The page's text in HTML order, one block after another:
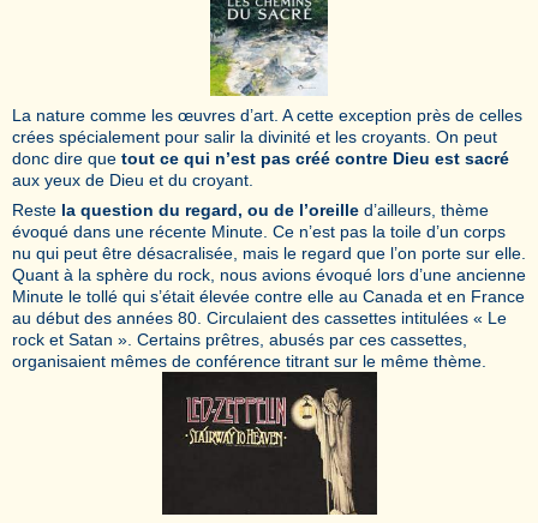
La nature comme les œuvres d’art. A cette exception près de celles
crées spécialement pour salir la divinité et les croyants. On peut
donc dire que tout ce qui n’est pas créé contre Dieu est sacré
aux yeux de Dieu et du croyant.
Reste la question du regard, ou de l’oreille d’ailleurs, thème
évoqué dans une récente Minute. Ce n’est pas la toile d’un corps
nu qui peut être désacralisée, mais le regard que l’on porte sur elle.
Quant à la sphère du rock, nous avions évoqué lors d’une ancienne
Minute le tollé qui s’était élevée contre elle au Canada et en France
au début des années 80. Circulaient des cassettes intitulées « Le
rock et Satan ». Certains prêtres, abusés par ces cassettes,
organisaient mêmes de conférence titrant sur le même thème.